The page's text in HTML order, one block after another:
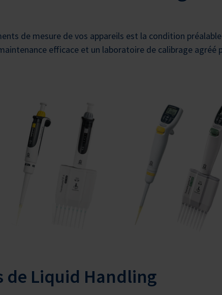
de mesure de vos appareils est la condition
efficace et un laboratoire de calibrage agréé
de Liquid Handling